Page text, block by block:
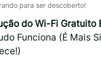
para ser descoberto!
do Wi-Fi Gratuito
Funciona (É Mais